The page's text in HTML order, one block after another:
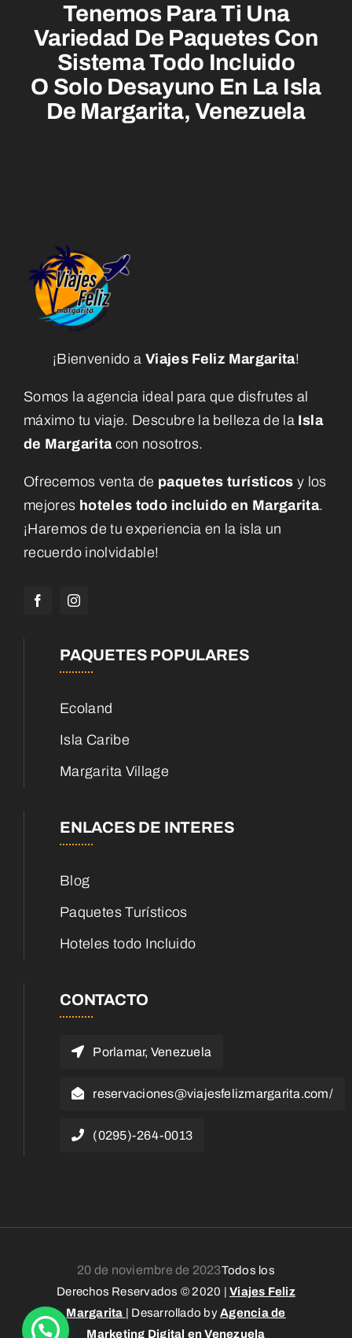
Tenemos Para Ti Una
Variedad De Paquetes Con
Sistema Todo Incluido
O Solo Desayuno En La Isla
De Margarita, Venezuela
¡Bienvenido a Viajes Feliz Margarita!
Somos la agencia ideal para que disfrutes al
máximo tu viaje. Descubre la belleza de la Isla
de Margaritacon nosotros.
Ofrecemos venta de paquetes turísticos y los
mejores hoteles todo incluido en Margarita.
¡Haremos de tu experiencia en la isla un
recuerdo inolvidable!
PAQUETES POPULARES
Ecoland
Isla Caribe
Margarita Village
ENLACES DE INTERES
Blog
Paquetes Turísticos
Hoteles todo Incluido
CONTACTO
Porlamar, Venezuela
reservaciones@viajesfelizmargarita.com/
(0295)-264-0013
20 de noviembre de 2023Todos los
Derechos Reservados © 2020 |Viajes Feliz
Margarita | Desarrollado byAgencia de
Marketing Digital en Venezuela